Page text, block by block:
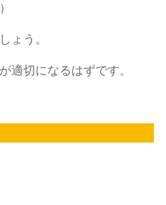
ょう。
適切になるはずです。